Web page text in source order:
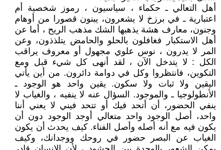
أهل التعالي ـ حكماء ، سياسيون ، رموز شخصية أم
اعتبارية ـ في برزخ لا يشعرون، يبنون قصورا من أوهام
وجنون، معارف هشة يذهبها الشك مذهب الريح ، أما عن
أهل الاستكبار فغافلون بالحلو والحامض يتلذذون، وعن
المر لا يدرون ، نوس علوي مجهول أو معروف يراقب
الكل : لا يتدخل الآن ، لقد أنهى كل شيء قبل ومع
التكوين، فانتظروا وكل في دوامة دائرون. من أين يأتي
اليقين ولا ثبات ولا سكون. يقين واحد هو الوجود ـ
الأنطولوجيا ـ والموجود. السؤال عنه لا ينفيه ، والغياب لا
ينفي الحضور، أن أتحد فيك أو تتحد فيني لا يعني أننا
واحد، أصل الوجود واحد متعالي أوجد الوجود دون أن
يكون فيه مع أنه أصله وأصل الفناء. كيف يحدث أن يكون
الغياب عن البصر حضور في روحك ووجدانك، وكيف